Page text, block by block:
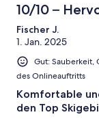
10/10 –
Fischer J.
1. Jan. 2025
Gut: Sauberkeit,
des Onlineauftritts
Komfortable
den Top